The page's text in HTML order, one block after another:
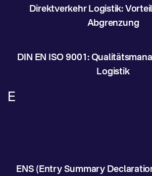
Direktverkehr Logistik:
Abgrenzung
DIN EN ISO 9001:
Logistik
E
ENS (Entry Summary